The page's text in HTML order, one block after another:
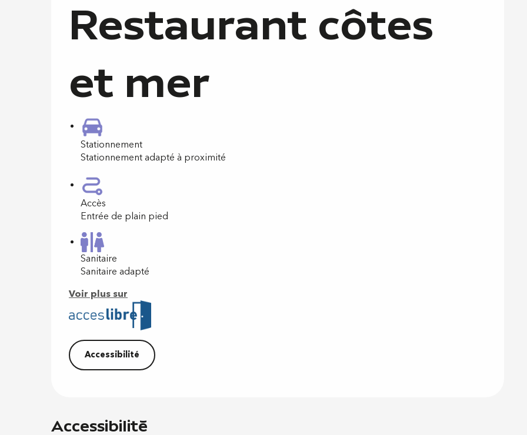
Restaurant côtes
et mer
Stationnement
Stationnement adapté à proximité
Accès
Entrée de plain pied
Sanitaire
Sanitaire adapté
Voir plus sur
Accessibilité
Accessibilité